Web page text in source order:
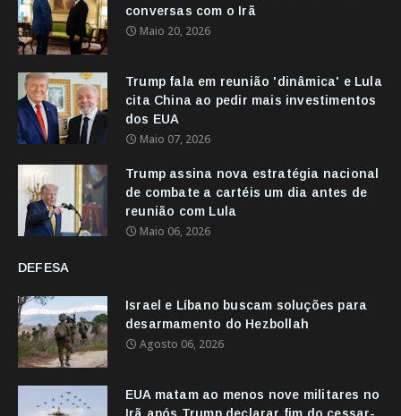
conversas com o Irã
Maio 20, 2026
Trump fala em reunião 'dinâmica' e Lula
cita China ao pedir mais investimentos
dos EUA
Maio 07, 2026
Trump assina nova estratégia nacional
de combate a cartéis um dia antes de
reunião com Lula
Maio 06, 2026
DEFESA
Israel e Líbano buscam soluções para
desarmamento do Hezbollah
Agosto 06, 2026
EUA matam ao menos nove militares no
Irã após Trump declarar fim do cessar-